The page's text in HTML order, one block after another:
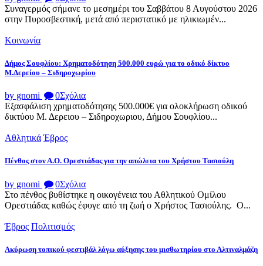
Συναγερμός σήμανε το μεσημέρι του Σαββάτου 8 Αυγούστου 2026
στην Πυροσβεστική, μετά από περιστατικό με ηλικιωμέν...
Κοινωνία
Δήμος Σουφλίου: Χρηματοδότηση 500.000 ευρώ για το οδικό δίκτυο
Μ.Δερείου – Σιδηροχωρίου
by gnomi 0Σχόλια
Εξασφάλιση χρηματοδότησης 500.000€ για ολοκλήρωση οδικού
δικτύου Μ. Δερειου – Σιδηροχωριου, Δήμου Σουφλίου...
Αθλητικά Έβρος
Πένθος στον Α.Ο. Ορεστιάδας για την απώλεια του Χρήστου Τασιούλη
by gnomi 0Σχόλια
Στο πένθος βυθίστηκε η οικογένεια του Αθλητικού Ομίλου
Ορεστιάδας καθώς έφυγε από τη ζωή ο Χρήστος Τασιούλης. Ο...
Έβρος Πολιτισμός
Ακύρωση τοπικού φεστιβάλ λόγω αύξησης του μισθωτηρίου στο Αλτιναλμάζη